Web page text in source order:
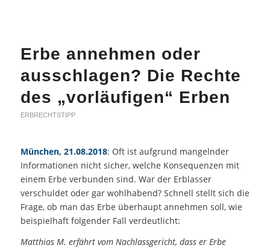
Erbe annehmen oder
ausschlagen? Die Rechte
des „vorläufigen“ Erben
ERBRECHTSTIPP
München, 21.08.2018: Oft ist aufgrund mangelnder
Informationen nicht sicher, welche Konsequenzen mit
einem Erbe verbunden sind. War der Erblasser
verschuldet oder gar wohlhabend? Schnell stellt sich die
Frage, ob man das Erbe überhaupt annehmen soll, wie
beispielhaft folgender Fall verdeutlicht:
Matthias M. erfährt vom Nachlassgericht, dass er Erbe